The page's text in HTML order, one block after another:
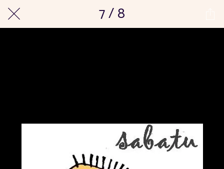
7 / 8